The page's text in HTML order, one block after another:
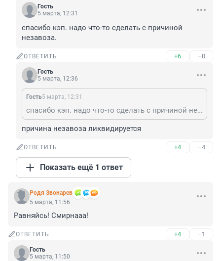
Гость
5 марта, 12:31
спасибо кэп. надо что-то сделать с причиной
незавоза.
ОТВЕТИТЬ +6 –0
Гость
5 марта, 12:36
Гость5 марта, 12:31
спасибо кэп. надо что-то сделать с причиной незавоза.
причина незавоза ликвидируется
ОТВЕТИТЬ +4 –4
Показать ещё 1 ответ
Родя Звонарев
5 марта, 11:56
Равняйсь! Смирнааа!
ОТВЕТИТЬ +4 –1
Гость
5 марта, 11:50